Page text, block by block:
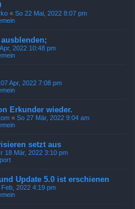
« So 22 Mai, 2022 8:07 pm
2022 10:48 pm
Apr, 2022 7:08 pm
Erkunder wieder.
« So 27 Mär, 2022 9:04 am
setzt aus
18 Mär, 2022 3:10 pm
Update 5.0 ist erschienen
Feb, 2022 4:19 pm